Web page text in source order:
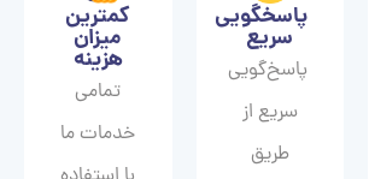
پاسخگویی
سریع
پاسخ‌گویی
سریع از
طریق
کمترین
میزان
هزینه
تمامی
خدمات ما
با استفاده